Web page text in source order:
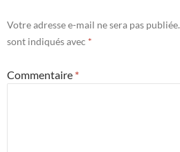
Votre adresse e-mail ne sera pas publiée.
sont indiqués avec *
Commentaire *